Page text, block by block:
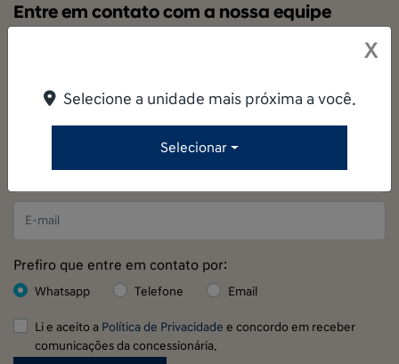
Entre em contato com a nossa equipe
precisa, preencha o formulário abaixo que a nossa equipe
Prefiro que entre em contato por:
Whatsapp Telefone Email
Li e aceito a Política de Privacidade e concordo em receber
comunicações da concessionária.
X
Selecione a unidade mais próxima a você.
Selecionar